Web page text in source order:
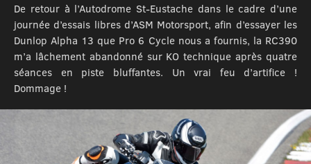
De retour à l’Autodrome St-Eustache dans le cadre d’une
journée d’essais libres d’ASM Motorsport, afin d’essayer les
Dunlop Alpha 13 que Pro 6 Cycle nous a fournis, la RC390
m’a lâchement abandonné sur KO technique après quatre
séances en piste bluffantes. Un vrai feu d’artifice !
Dommage !